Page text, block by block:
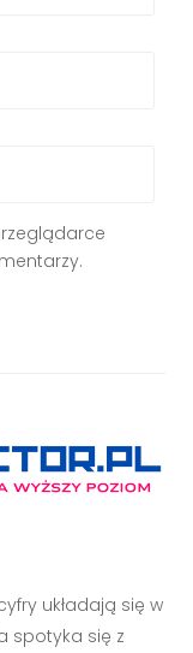
układają się w
spotyka się z